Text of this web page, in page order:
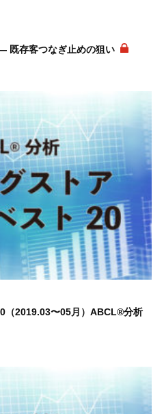
既存客つなぎ止めの狙い
（2019.03〜05月）ABCL®分析